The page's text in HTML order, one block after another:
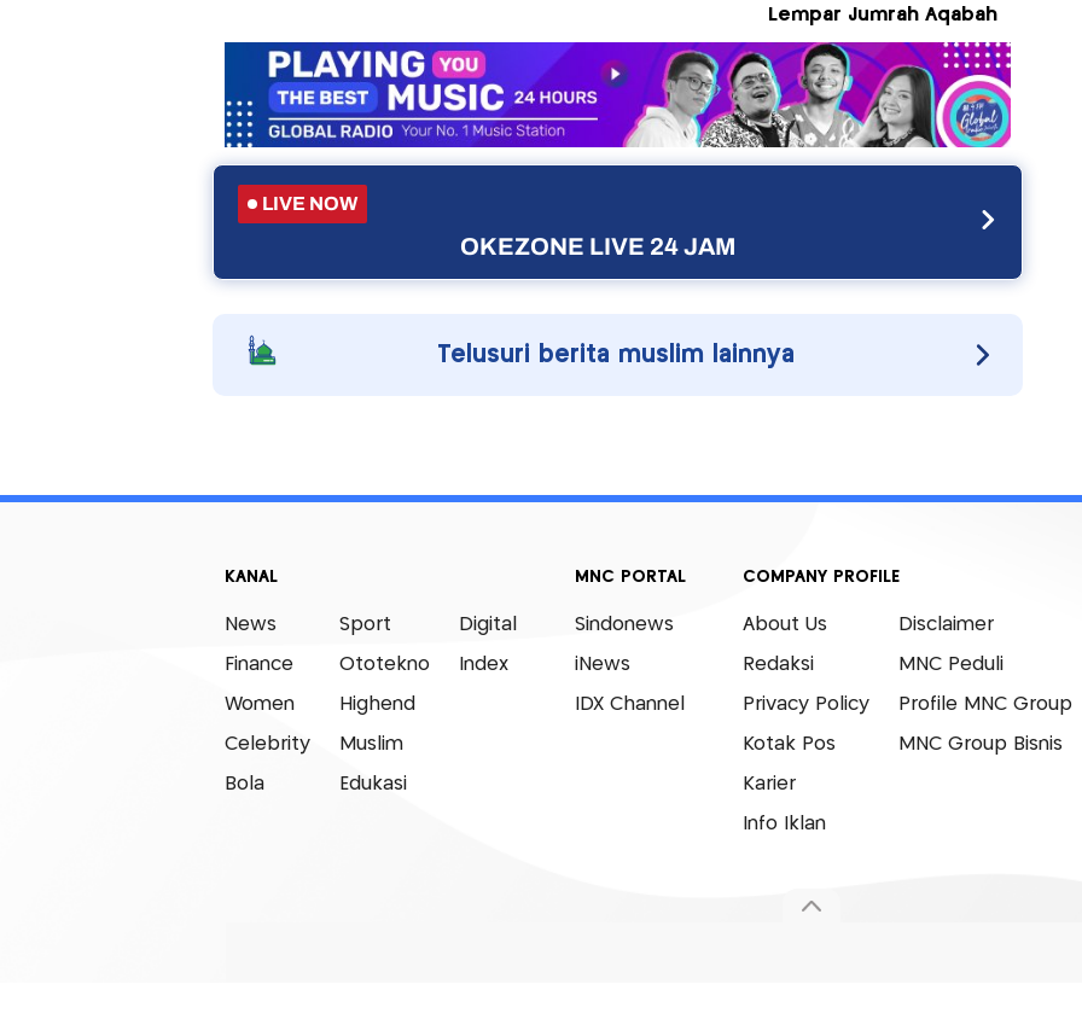
Lempar Jumrah Aqabah
LIVE NOW
OKEZONE LIVE 24 JAM
Telusuri berita muslim lainnya
KANAL
News
Finance
Women
Celebrity
Bola
Sport
Ototekno
Highend
Muslim
Edukasi
Digital
Index
MNC PORTAL
Sindonews
iNews
IDX Channel
COMPANY PROFILE
About Us
Redaksi
Privacy Policy
Kotak Pos
Karier
Info Iklan
Disclaimer
MNC Peduli
Profile MNC Group
MNC Group Bisnis